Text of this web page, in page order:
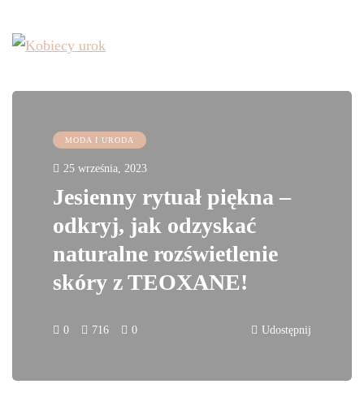
MODA I URODA
25 września, 2023
Jesienny rytuał piękna –
odkryj, jak odzyskać
naturalne rozświetlenie
skóry z TEOXANE!
0 716 0 Udostępnij